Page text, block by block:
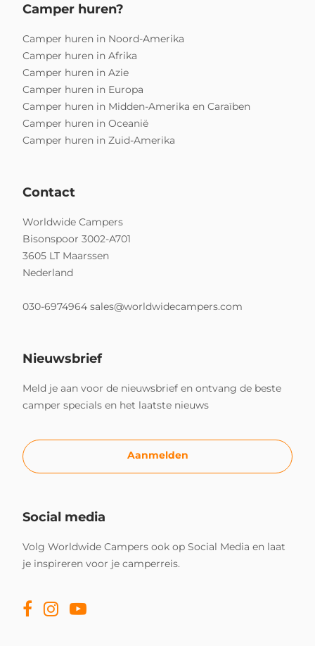
Camper huren?
Camper huren in Noord-Amerika
Camper huren in Afrika
Camper huren in Azie
Camper huren in Europa
Camper huren in Midden-Amerika en Caraïben
Camper huren in Oceanië
Camper huren in Zuid-Amerika
Contact
Worldwide Campers
Bisonspoor 3002-A701
3605 LT Maarssen
Nederland
030-6974964 sales@worldwidecampers.com
Nieuwsbrief
Meld je aan voor de nieuwsbrief en ontvang de beste
camper specials en het laatste nieuws
Aanmelden
Social media
Volg Worldwide Campers ook op Social Media en laat
je inspireren voor je camperreis.